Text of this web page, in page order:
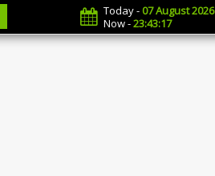
Today -07 August 2026
Now -23:43:18